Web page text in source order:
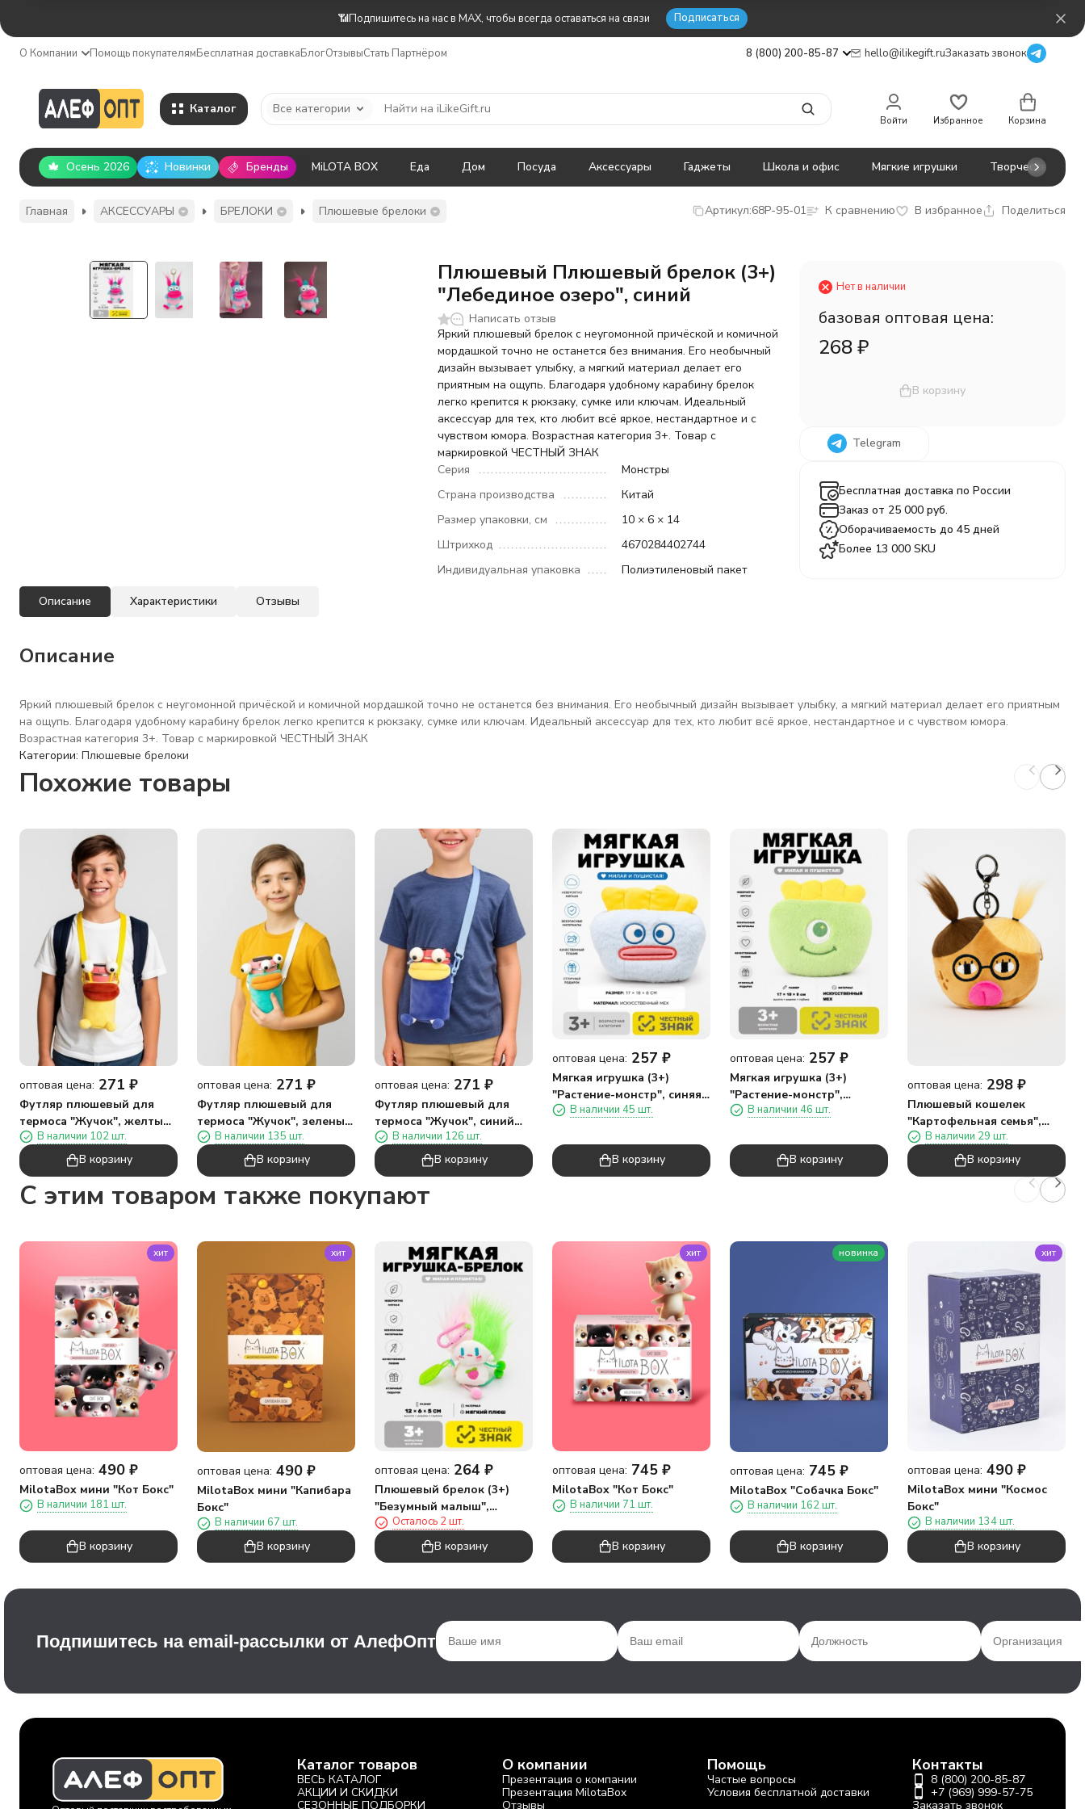
📶Подпишитесь на нас в MAX, чтобы всегда оставаться на связи Подписаться
О Компании Помощь покупателямБесплатная доставкаБлогОтзывыСтать Партнёром 8 (800) 200-85-87 hello@ilikegift.ruЗаказать звонок
Каталог Все категории
Войти Избранное Корзина
Осень 2026 Новинки Бренды MiLOTA BOX Еда Дом Посуда Аксессуары Гаджеты Школа и офис Мягкие игрушки Творчество
Главная АКСЕССУАРЫ БРЕЛОКИ Плюшевые брелоки Артикул:68P-95-01 К сравнению В избранное Поделиться
Плюшевый Плюшевый брелок (3+)
"Лебединое озеро", синий
Написать отзыв
Яркий плюшевый брелок с неугомонной причёской и комичной
мордашкой точно не останется без внимания. Его необычный
дизайн вызывает улыбку, а мягкий материал делает его
приятным на ощупь. Благодаря удобному карабину брелок
легко крепится к рюкзаку, сумке или ключам. Идеальный
аксессуар для тех, кто любит всё яркое, нестандартное и с
чувством юмора. Возрастная категория 3+. Товар с
маркировкой ЧЕСТНЫЙ ЗНАК
Серия
Монстры
Страна производства
Китай
Размер упаковки, см
10 × 6 × 14
Штрихкод
4670284402744
Индивидуальная упаковка
Полиэтиленовый пакет
Нет в наличии
базовая оптовая цена:
268₽
В корзину
Telegram
Бесплатная доставка по России
Заказ от 25 000 руб.
Оборачиваемость до 45 дней
Более 13 000 SKU
Описание Характеристики Отзывы
Описание
Яркий плюшевый брелок с неугомонной причёской и комичной мордашкой точно не останется без внимания. Его необычный дизайн вызывает улыбку, а мягкий материал делает его приятным
на ощупь. Благодаря удобному карабину брелок легко крепится к рюкзаку, сумке или ключам. Идеальный аксессуар для тех, кто любит всё яркое, нестандартное и с чувством юмора.
Возрастная категория 3+. Товар с маркировкой ЧЕСТНЫЙ ЗНАК
Категории: Плюшевые брелоки
Похожие товары
оптовая цена: 271 ₽
Футляр плюшевый для
термоса "Жучок", желтый
(14*10 см)
В наличии 102 шт.
В корзину
оптовая цена: 271 ₽
Футляр плюшевый для
термоса "Жучок", зеленый
(14*10 см)
В наличии 135 шт.
В корзину
оптовая цена: 271 ₽
Футляр плюшевый для
термоса "Жучок", синий
(14*10 см)
В наличии 126 шт.
В корзину
оптовая цена: 257 ₽
Мягкая игрушка (3+)
"Растение-монстр", синяя,
17 смВ наличии 45 шт.
В корзину
оптовая цена: 257 ₽
Мягкая игрушка (3+)
"Растение-монстр",
зеленая, 17 см
В наличии 46 шт.
В корзину
оптовая цена: 298 ₽
Плюшевый кошелек
"Картофельная семья",
коричнево-бежевый
В наличии 29 шт.
В корзину
C этим товаром также покупают
хит
оптовая цена: 490 ₽
MilotaBox мини "Кот Бокс"
В наличии 181 шт.
В корзину
хит
оптовая цена: 490 ₽
MilotaBox мини "Капибара
Бокс"
В наличии 67 шт.
В корзину
оптовая цена: 264 ₽
Плюшевый брелок (3+)
"Безумный малыш",
зеленый
Осталось 2 шт.
В корзину
хит
оптовая цена: 745 ₽
MilotaBox "Кот Бокс"
В наличии 71 шт.
В корзину
новинка
оптовая цена: 745 ₽
MilotaBox "Собачка Бокс"
В наличии 162 шт.
В корзину
хит
оптовая цена: 490 ₽
MilotaBox мини "Космос
Бокс"
В наличии 134 шт.
В корзину
Подпишитесь на email-рассылки от АлефОпт
Каталог товаров
ВЕСЬ КАТАЛОГ
АКЦИИ И СКИДКИ
СЕЗОННЫЕ ПОДБОРКИ
О компании
Презентация о компании
Презентация MilotaBox
Отзывы
Помощь
Частые вопросы
Условия бесплатной доставки
Контакты
8 (800) 200-85-87
+7 (969) 999-57-75
Заказать звонок